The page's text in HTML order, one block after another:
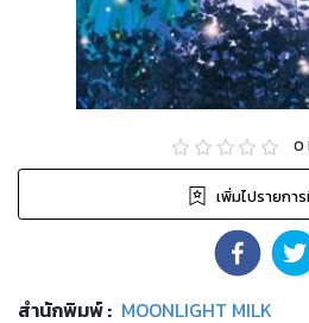
0
เพิ่มไปรายกา
สำนักพิมพ์: MOONLIGHT MILK